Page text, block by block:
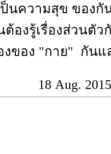
ของกันแ
รื่องส่วนตัวกั
"กาย" กันแล
2015